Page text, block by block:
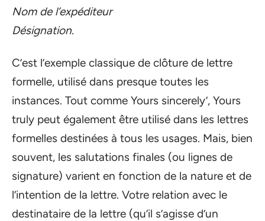
Nom de l’expéditeur
Désignation.
C’est l’exemple classique de clôture de lettre
formelle, utilisé dans presque toutes les
instances. Tout comme Yours sincerely’, Yours
truly peut également être utilisé dans les lettres
formelles destinées à tous les usages. Mais, bien
souvent, les salutations finales (ou lignes de
signature) varient en fonction de la nature et de
l’intention de la lettre. Votre relation avec le
destinataire de la lettre (qu’il s’agisse d’un